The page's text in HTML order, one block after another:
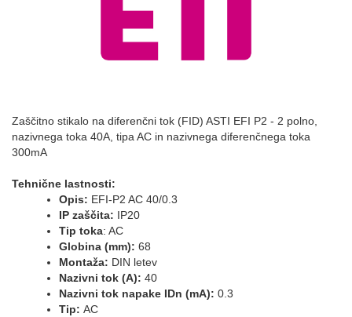
Zaščitno stikalo na diferenčni tok (FID) ASTI EFI P2 - 2 polno,
nazivnega toka 40A, tipa AC in nazivnega diferenčnega toka
300mA
Tehnične lastnosti:
Opis: EFI-P2 AC 40/0.3
IP zaščita: IP20
Tip toka: AC
Globina (mm): 68
Montaža: DIN letev
Nazivni tok (A): 40
Nazivni tok napake IDn (mA): 0.3
Tip: AC